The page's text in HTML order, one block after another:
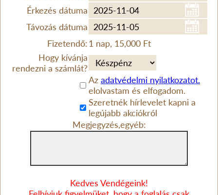
Érkezés dátuma
Távozás dátuma
Fizetendő:1 nap, 15,000 Ft
Hogy kívánja
rendezni a számlát?
Az adatvédelmi nyilatkozatot.
elolvastam és elfogadom.
Szeretnék hírlevelet kapni a
legújabb akciókról
Megjegyzés,egyéb:
Kedves Vendégeink!